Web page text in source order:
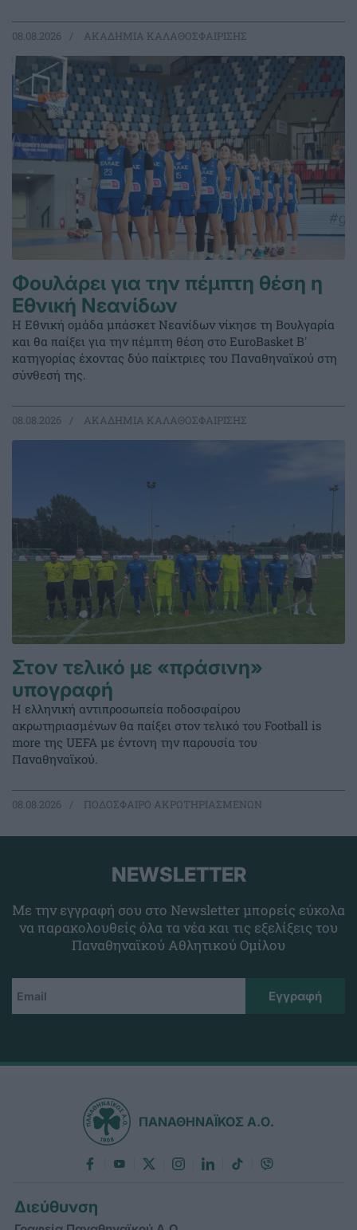
08.08.2026 ΑΚΑΔΗΜΙΑ ΚΑΛΑΘΟΣΦΑΙΡΙΣΗΣ
Φουλάρει για την πέμπτη θέση η
Εθνική Νεανίδων
Η Εθνική ομάδα μπάσκετ Νεανίδων νίκησε τη Βουλγαρία
και θα παίξει για την πέμπτη θέση στο EuroBasket Β'
κατηγορίας έχοντας δύο παίκτριες του Παναθηναϊκού στη
σύνθεσή της.
08.08.2026 ΑΚΑΔΗΜΙΑ ΚΑΛΑΘΟΣΦΑΙΡΙΣΗΣ
Στον τελικό με «πράσινη»
υπογραφή
Η ελληνική αντιπροσωπεία ποδοσφαίρου
ακρωτηριασμένων θα παίξει στον τελικό του Football is
more της UEFA με έντονη την παρουσία του
Παναθηναϊκού.
08.08.2026 ΠΟΔΟΣΦΑΙΡΟ ΑΚΡΩΤΗΡΙΑΣΜΕΝΩΝ
NEWSLETTER
Με την εγγραφή σου στο Newsletter μπορείς εύκολα
να παρακολουθείς όλα τα νέα και τις εξελίξεις του
Παναθηναϊκού Αθλητικού Ομίλου
ΠΑΝΑΘΗΝΑΪΚΟΣ Α.Ο.
Διεύθυνση